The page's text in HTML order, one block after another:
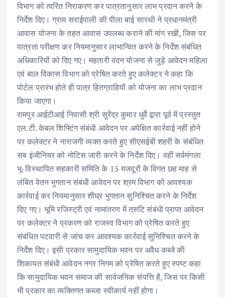
विभाग को त्वरित निराकरण कर पात्रतानुसार लाभ प्रदान करने के
निर्देश दिए। ग्राम सराईपाली की पीला बाई सारथी ने प्रधानमंत्री
आवास योजना के तहत आवास उपलब्ध कराने की मांग रखी, जिस पर
पात्रता परीक्षण कर नियमानुसार लाभान्वित करने के निर्देश संबंधित
अधिकारियों को दिए गए। महतारी वंदन योजना से जुड़े आवेदन महिला
एवं बाल विकास विभाग को प्रेषित करते हुए कलेक्टर ने कहा कि
पोर्टल प्रारंभ होते ही पात्र हितग्राहियों को योजना का लाभ प्रदान
किया जाएगा।
रामपुर आईटीआई निवासी श्री सुरेंद्र कुमार धुर्वे द्वारा पूर्व में प्रस्तुत
एल.टी. केबल शिफ्टिंग संबंधी आवेदन पर अपेक्षित कार्रवाई नहीं होने
पर कलेक्टर ने नाराजगी व्यक्त करते हुए सीएसईबी शहरी के संबंधित
सब इंजीनियर को नोटिस जारी करने के निर्देश दिए। वहीं सर्वमंगला
भू-विस्थापित सहकारी समिति के 15 मजदूरों के विगत छह माह से
लंबित वेतन भुगतान संबंधी आवेदन पर श्रम विभाग को आवश्यक
कार्रवाई कर नियमानुसार शीघ्र भुगतान सुनिश्चित करने के निर्देश
दिए गए। भूमि रजिस्ट्री एवं नामांतरण में त्रुटि संबंधी प्राप्त आवेदन
पर कलेक्टर ने प्रकरण को राजस्व विभाग को प्रेषित करते हुए
संबंधित पटवारी से जांच कर आवश्यक कार्रवाई सुनिश्चित करने के
निर्देश दिए। इसी प्रकार सामुदायिक भवन पर अवैध कब्जे की
शिकायत संबंधी आवेदन नगर निगम को प्रेषित करते हुए स्पष्ट कहा
कि सामुदायिक भवन समाज की सार्वजनिक संपत्ति है, जिस पर किसी
भी प्रकार का व्यक्तिगत कब्जा स्वीकार्य नहीं होगा।